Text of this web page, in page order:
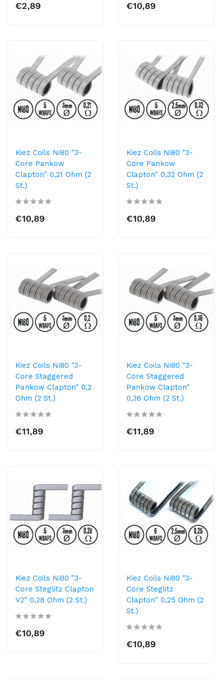
€2,89 €10,89
Kiez Coils Ni80 "3-
Core Pankow
Clapton" 0,21 Ohm (2
St.)
€10,89
Kiez Coils Ni80 "3-
Core Pankow
Clapton" 0,32 Ohm (2
St.)
€10,89
Kiez Coils Ni80 "3-
Core Staggered
Pankow Clapton" 0,2
Ohm (2 St.)
€11,89
Kiez Coils Ni80 "3-
Core Staggered
Pankow Clapton"
0,36 Ohm (2 St.)
€11,89
Kiez Coils Ni80 "3-
Core Steglitz Clapton
V2" 0,28 Ohm (2 St.)
€10,89
Kiez Coils Ni80 "3-
Core Steglitz
Clapton" 0,25 Ohm (2
St.)
€10,89